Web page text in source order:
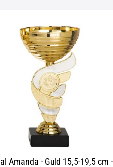
Amanda - Guld 15,5-19,5 cm -